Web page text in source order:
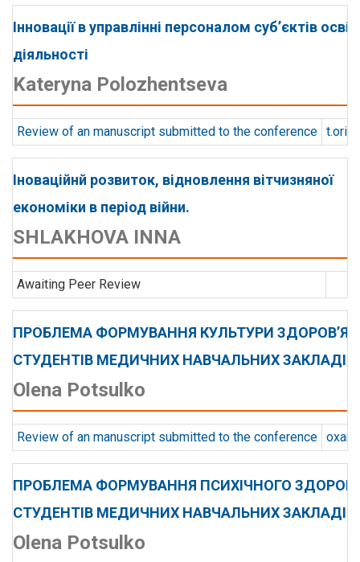
Інновації в управлінні персоналом суб’єктів
діяльності
Kateryna Polozhentseva
Review of an manuscript submitted to the conference
Іноваційнй розвиток, відновлення вітчизняної
економіки в період війни.
SHLAKHOVA INNA
Awaiting Peer Review
ПРОБЛЕМА ФОРМУВАННЯ КУЛЬТУРИ ЗДОРОВ’Я
СТУДЕНТІВ МЕДИЧНИХ НАВЧАЛЬНИХ ЗАКЛАДІВ
Olena Potsulko
Review of an manuscript submitted to the conference
ПРОБЛЕМА ФОРМУВАННЯ ПСИХІЧНОГО
СТУДЕНТІВ МЕДИЧНИХ НАВЧАЛЬНИХ ЗАКЛАДІВ
Olena Potsulko